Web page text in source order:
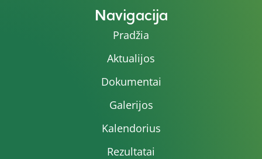
Navigacija
Pradžia
Aktualijos
Dokumentai
Galerijos
Kalendorius
Rezultatai